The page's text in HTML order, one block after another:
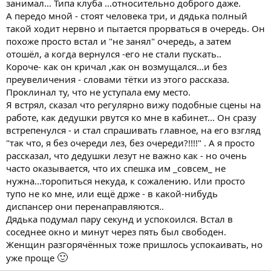
Тетка с сумкой-тележкой вальяжно склонилась над Кириллом,
всем своим видом показывая, что ей должны уступить место.
- Так вон же, есть свободные места – удивленно ответил
Кирилл, снимая наушники и показывая на свободные места в
конце автобуса.
- И что мне теперь туда вприпрыжку бежать? Тебя старших
уважать не учили? Или ты только хамить умеешь? Что
вылупился? Не видишь, мне тяжело, мог бы и уступить.
- Женщина, да с чего вы решили, что мне самому не тяжело?
Мне, может быть ещё држе, чем Вам. Тем более, что места-то
свободные есть. Полно. Выбирайте любое и садитесь.
- Вот же молодёжь пошла – запричитала женщина, обращаясь
уже ко всему автобусу – нет, вы только посмотрите на него!
Голову он себе обрил, скинхед проклятый! А то, что мы с
фашистами воевали, значит зря. Вот они, фашисты, посреди
дня в автобусах ездят и никого не боятся!
- Если вам так нужно моё место, вот, садитесь! – Кирилл
вскочил с сиденья и перешел в конец автобуса.
- Ни стыда ни совести. – буркнула женщина с сумкой-тележкой
и уселась на освободившееся место.
Кирилл надел наушники и включил музыку на максимальную
громкость. На своей остановке он вышел и привычным
маршрутом пошел в сторону больницы.
занимал... Типа клуба ...относительно доброго даже.
А передо мной - стоят человека три, и дядька полный
такой ходит нервно и пытается прорваться в очередь. Он
похоже просто встал и "не занял" очередь, а затем
отошёл, а когда вернулся -его не стали пускать..
Короче- как он кричал ,как он возмущался...и без
преувеличения - словами тётки из этого рассказа.
Проклинал ту, что не уступала ему место.
Я встрял, сказал что регулярно вижу подобные сцены на
работе, как дедушки рвутся ко мне в кабинет... Он сразу
встрепенулся - и стал спрашивать главное, на его взгляд
"так что, я без очереди лез, без очереди?!!!!" . А я просто
рассказал, что дедушки лезут не важно как - но очень
часто оказывается, что их спешка им _совсем_ не
нужна...торопиться некуда, к сожалению. Или просто
тупо не ко мне, или ещё држе - в какой-нибудь
диспансер они перенаправляются..
Дядька подумал пару секунд и успокоился. Встал в
соседнее окно и минут через пять был свободен.
Женщин разгорячённых тоже пришлось успокаивать, но
уже проще 🙂